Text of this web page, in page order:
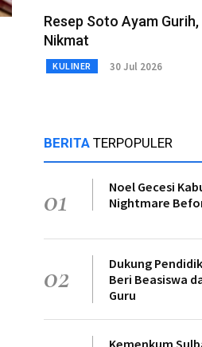
Resep Soto Ayam
Nikmat
KULINER 30 Jul 2026
BERITA TERPOPULER
01
Noel Gecesi
Nightmare
02
Dukung
Beri Beasiswa
Guru